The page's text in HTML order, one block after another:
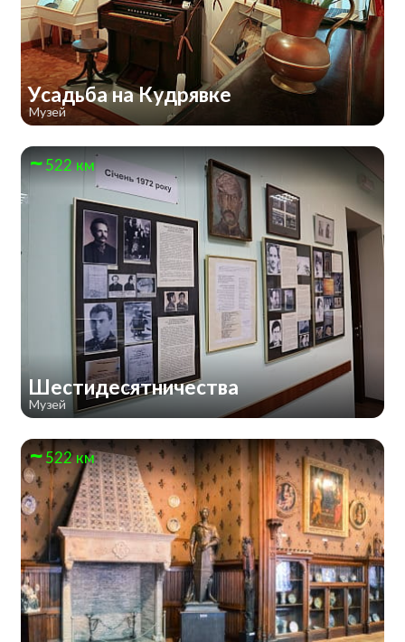
Усадьба на Кудрявке
Музей
522 км
Шестидесятничества
Музей
522 км